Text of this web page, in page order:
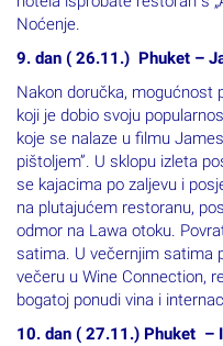
Noćenje.
9. dan ( 26.11.) Phuket –
Nakon doručka, mogućnost
koji je dobio svoju
koje se nalaze u filmu
pištoljem”. U sklopu izleta
se kajacima po zaljevu i
na plutajućem restoranu,
odmor na Lawa otoku.
satima. U večernjim satima
večeru u Wine Connection,
bogatoj ponudi vina i
10. dan ( 27.11.) Phuket –